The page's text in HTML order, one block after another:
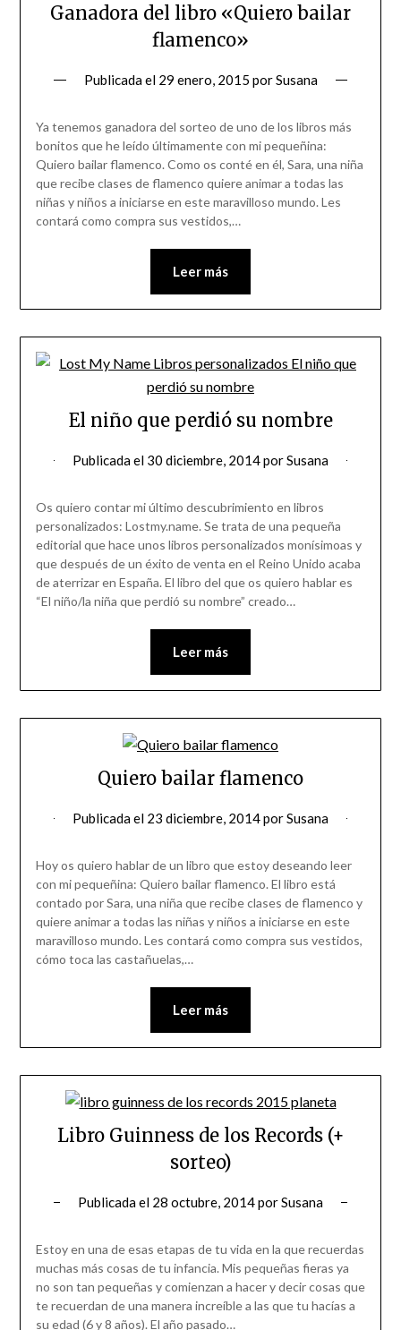
Ganadora del libro «Quiero bailar
flamenco»
Publicada el 29 enero, 2015 porSusana
Ya tenemos ganadora del sorteo de uno de los libros más
bonitos que he leído últimamente con mi pequeñina:
Quiero bailar flamenco. Como os conté en él, Sara, una niña
que recibe clases de flamenco quiere animar a todas las
niñas y niños a iniciarse en este maravilloso mundo. Les
contará como compra sus vestidos,…
Leer más
El niño que perdió su nombre
Publicada el 30 diciembre, 2014porSusana
Os quiero contar mi último descubrimiento en libros
personalizados: Lostmy.name. Se trata de una pequeña
editorial que hace unos libros personalizados monísimoas y
que después de un éxito de venta en el Reino Unido acaba
de aterrizar en España. El libro del que os quiero hablar es
“El niño/la niña que perdió su nombre” creado…
Leer más
Quiero bailar flamenco
Publicada el 23 diciembre, 2014porSusana
Hoy os quiero hablar de un libro que estoy deseando leer
con mi pequeñina: Quiero bailar flamenco. El libro está
contado por Sara, una niña que recibe clases de flamenco y
quiere animar a todas las niñas y niños a iniciarse en este
maravilloso mundo. Les contará como compra sus vestidos,
cómo toca las castañuelas,…
Leer más
Libro Guinness de los Records (+
sorteo)
Publicada el 28 octubre, 2014porSusana
Estoy en una de esas etapas de tu vida en la que recuerdas
muchas más cosas de tu infancia. Mis pequeñas fieras ya
no son tan pequeñas y comienzan a hacer y decir cosas que
te recuerdan de una manera increíble a las que tu hacías a
su edad (6 y 8 años). El año pasado…